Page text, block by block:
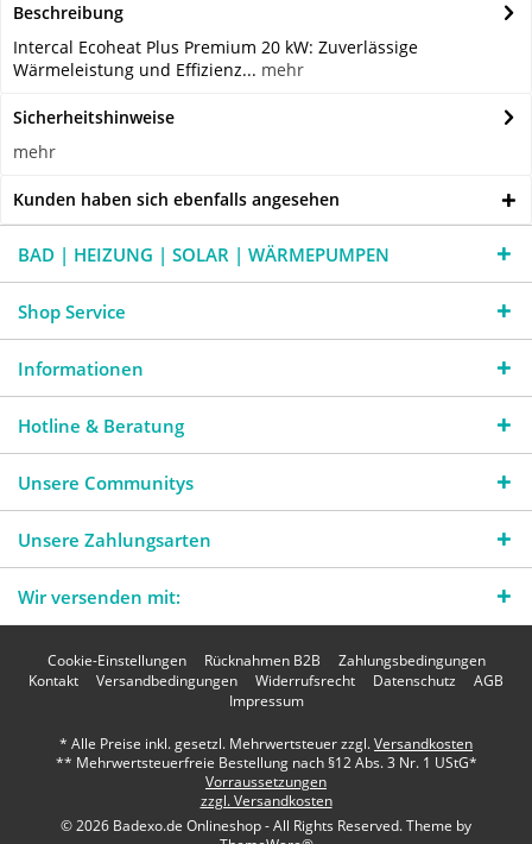
Beschreibung
Intercal Ecoheat Plus Premium 20 kW: Zuverlässige
Wärmeleistung und Effizienz... mehr
Sicherheitshinweise
mehr
Kunden haben sich ebenfalls angesehen
BAD | HEIZUNG | SOLAR | WÄRMEPUMPEN
Shop Service
Informationen
Hotline & Beratung
Unsere Communitys
Unsere Zahlungsarten
Wir versenden mit:
Cookie-Einstellungen Rücknahmen B2B
Zahlungsbedingungen
Kontakt
Versandbedingungen Widerrufsrecht Datenschutz
AGB
Impressum
* Alle Preise inkl. gesetzl. Mehrwertsteuer zzgl.Versandkosten
** Mehrwertsteuerfreie Bestellung nach §12 Abs. 3 Nr. 1 UStG*
Vorraussetzungen
zzgl. Versandkosten
© 2026 Badexo.de Onlineshop - All Rights Reserved. Theme by